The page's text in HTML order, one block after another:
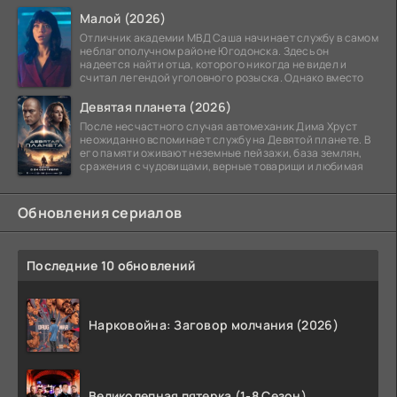
Малой (2026)
Отличник академии МВД Саша начинает службу в самом
неблагополучном районе Югодонска. Здесь он
надеется найти отца, которого никогда не видел и
считал легендой уголовного розыска. Однако вместо
Девятая планета (2026)
После несчастного случая автомеханик Дима Хруст
неожиданно вспоминает службу на Девятой планете. В
его памяти оживают неземные пейзажи, база землян,
сражения с чудовищами, верные товарищи и любимая
Обновления сериалов
Последние 10 обновлений
Нарковойна: Заговор молчания (2026)